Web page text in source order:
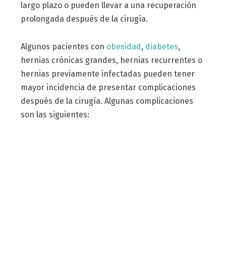
largo plazo o pueden llevar a una recuperación
prolongada después de la cirugía.
Algunos pacientes con obesidad, diabetes,
hernias crónicas grandes, hernias recurrentes o
hernias previamente infectadas pueden tener
mayor incidencia de presentar complicaciones
después de la cirugía. Algunas complicaciones
son las siguientes: